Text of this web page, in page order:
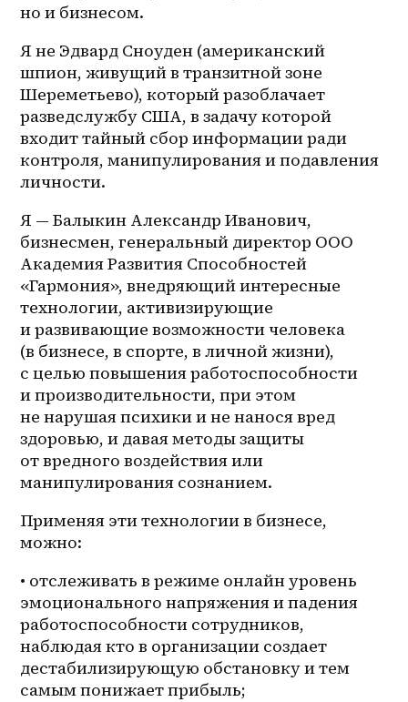
но и бизнесом.
Я не Эдвард Сноуден (американский
шпион, живущий в транзитной зоне
Шереметьево), который разоблачает
разведслужбу США, в задачу которой
входит тайный сбор информации ради
контроля, манипулирования и подавления
личности.
Я — Балыкин Александр Иванович,
бизнесмен, генеральный директор ООО
Академия Развития Способностей
«Гармония», внедряющий интересные
технологии, активизирующие
и развивающие возможности человека
(в бизнесе, в спорте, в личной жизни),
с целью повышения работоспособности
и производительности, при этом
не нарушая психики и не нанося вред
здоровью, и давая методы защиты
от вредного воздействия или
манипулирования сознанием.
Применяя эти технологии в бизнесе,
можно:
• отслеживать в режиме онлайн уровень
эмоционального напряжения и падения
работоспособности сотрудников,
наблюдая кто в организации создает
дестабилизирующую обстановку и тем
самым понижает прибыль;